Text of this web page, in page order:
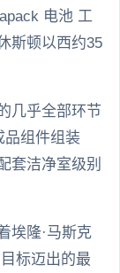
电池 工
斯顿以西约35
几乎全部环节
组件组装
洁净室级别
埃隆·马斯克
标迈出的最